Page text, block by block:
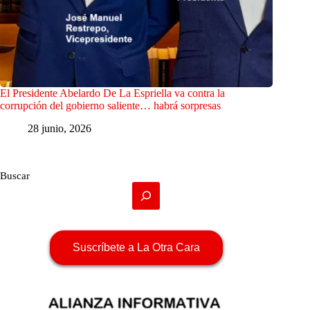
El Presidente Abelardo De La Espriella va contra la
corrupción del gobierno saliente… habrá sorpresas
28 junio, 2026
Buscar
Suscríbete a La Otra Cara